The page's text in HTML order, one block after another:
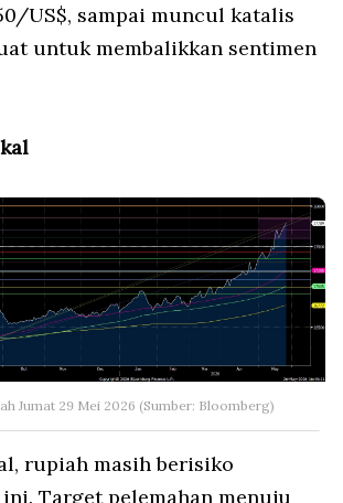
US$, sampai muncul katalis
untuk membalikkan sentimen
Jumat 29 Mei 2026 (Sumber: Bloomberg)
rupiah masih berisiko
Target pelemahan menuju